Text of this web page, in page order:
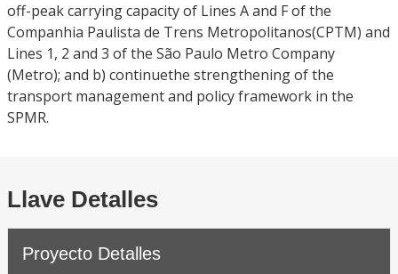
off-peak carrying capacity of Lines A and F of the
Companhia Paulista de Trens Metropolitanos(CPTM) and
Lines 1, 2 and 3 of the São Paulo Metro Company
(Metro); and b) continuethe strengthening of the
transport management and policy framework in the
SPMR.
Llave Detalles
Proyecto Detalles